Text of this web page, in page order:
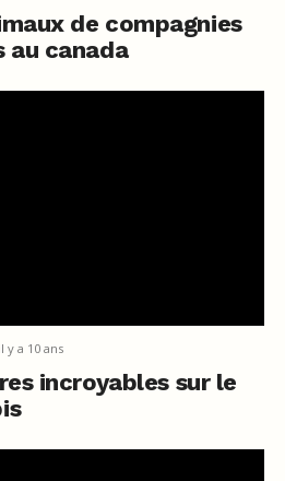
de compagnies
au canada
il y a 10 ans
incroyables sur le